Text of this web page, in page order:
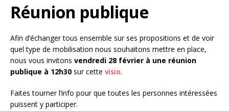
Réunion publique
Afin d’échanger tous ensemble sur ses propositions et de voir
quel type de mobilisation nous souhaitons mettre en place,
nous vous invitons vendredi 28 février à une réunion
publique à 12h30 sur cette visio.
Faites tourner l’info pour que toutes les personnes intéressées
puissent y participer.